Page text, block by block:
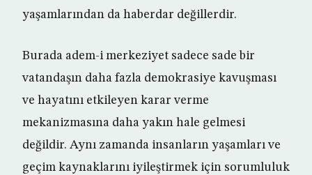
yaşamlarından da haberdar değillerdir.
Burada adem-i merkeziyet sadece sade bir
vatandaşın daha fazla demokrasiye kavuşması
ve hayatını etkileyen karar verme
mekanizmasına daha yakın hale gelmesi
değildir. Aynı zamanda insanların yaşamları ve
geçim kaynaklarını iyileştirmek için sorumluluk